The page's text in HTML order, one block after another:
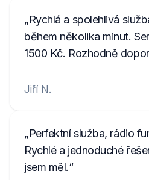
Rychlá a spolehlivá
během několika minut.
1500 Kč. Rozhodně
Jiří N.
Perfektní služba, rádio
Rychlé a jednoduché
jsem měl.